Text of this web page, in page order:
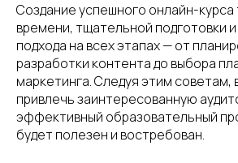
Создание успешного онлайн-
времени, тщательной подготовки
подхода на всех этапах — от
разработки контента до выбора
маркетинга. Следуя этим
привлечь заинтересованную
эффективный образовательный
будет полезен и востребован.